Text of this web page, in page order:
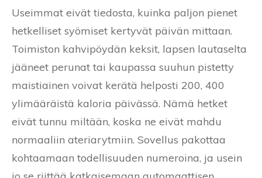
Useimmat eivät tiedosta, kuinka paljon pienet
hetkelliset syömiset kertyvät päivän mittaan.
Toimiston kahvipöydän keksit, lapsen lautaselta
jääneet perunat tai kaupassa suuhun pistetty
maistiainen voivat kerätä helposti 200, 400
ylimääräistä kaloria päivässä. Nämä hetket
eivät tunnu miltään, koska ne eivät mahdu
normaaliin ateriarytmiin. Sovellus pakottaa
kohtaamaan todellisuuden numeroina, ja usein